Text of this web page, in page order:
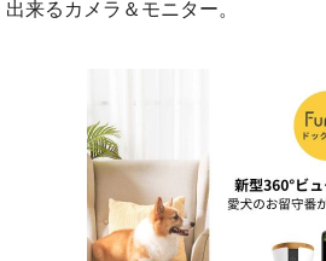
出来るカメラ＆モニター。